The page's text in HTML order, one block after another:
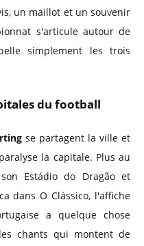
un maillot et un souvenir
s'articule autour de
simplement les trois
du football
se partagent la ville et
la capitale. Plus au
Estádio do Dragão et
dans O Clássico, l'affiche
a quelque chose
chants qui montent de